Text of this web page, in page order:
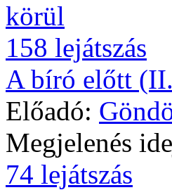
körül
158 lejátszás
A bíró előtt
Előadó:
Megjelenés
74 lejátszás